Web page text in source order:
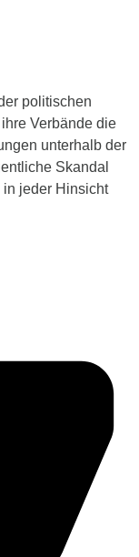
politischen
Verbände die
unterhalb der
Skandal
in jeder Hinsicht